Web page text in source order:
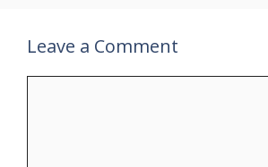
Leave a Comment